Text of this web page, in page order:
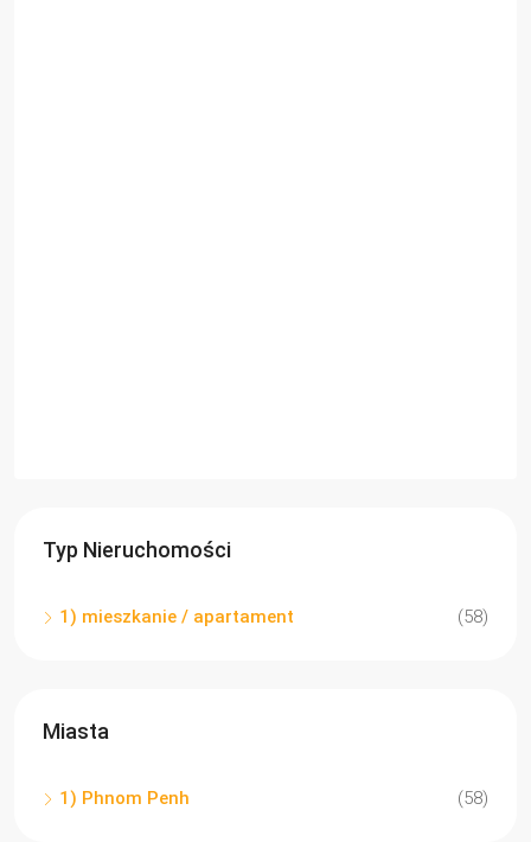
Typ Nieruchomości
1) mieszkanie / apartament (58)
Miasta
1) Phnom Penh (58)